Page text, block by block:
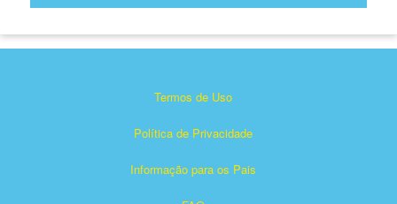
Termos de Uso
Política de Privacidade
Informação para os Pais